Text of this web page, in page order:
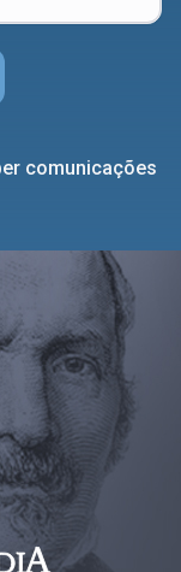
comunicações